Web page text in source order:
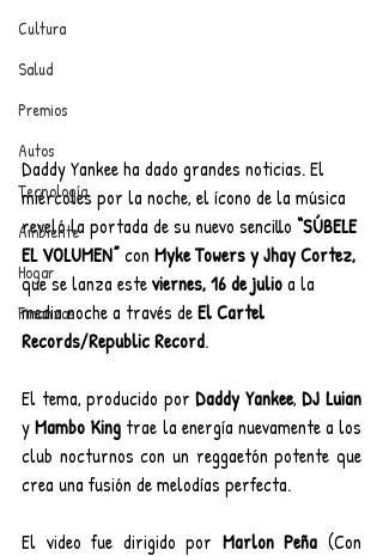
Cultura
Salud
Premios
Autos
Tecnología
Ambiente
Hogar
Finanzas
Daddy Yankee ha dado grandes noticias. El
miércoles por la noche, el ícono de la música
reveló la portada de su nuevo sencillo “SÚBELE
EL VOLUMEN” con Myke Towers y Jhay Cortez,
que se lanza este viernes, 16 de julio a la
media noche a través de El Cartel
Records/Republic Record.
El tema, producido por Daddy Yankee, DJ Luian
y Mambo King trae la energía nuevamente a los
club nocturnos con un reggaetón potente que
crea una fusión de melodías perfecta.
El video fue dirigido por Marlon Peña (Con